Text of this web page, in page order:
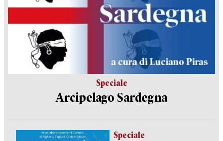
Speciale
Arcipelago Sardegna
Speciale